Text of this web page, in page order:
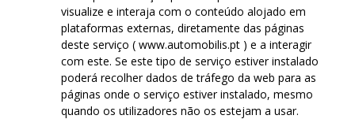
visualize e interaja com o conteúdo alojado em
plataformas externas, diretamente das páginas
deste serviço ( www.automobilis.pt ) e a interagir
com este. Se este tipo de serviço estiver instalado
poderá recolher dados de tráfego da web para as
páginas onde o serviço estiver instalado, mesmo
quando os utilizadores não os estejam a usar.